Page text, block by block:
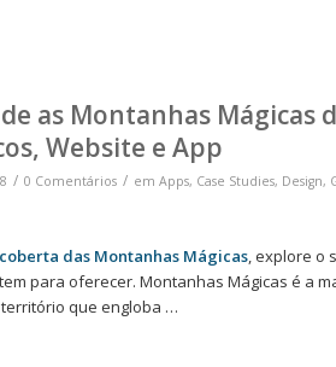
as Montanhas Mágicas
Website e App
/ 0 Comentários / em Apps, Case Studies, Design,
das Montanhas Mágicas, explore o
para oferecer. Montanhas Mágicas é a
que engloba …